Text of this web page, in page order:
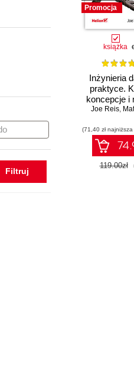
Promocja
książka
Inżynieria
praktyce.
koncepcje i
Joe Reis,
(71,40 zł
119.00zł